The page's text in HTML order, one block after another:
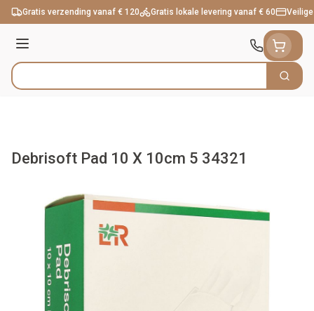
Ga naar de inhoud
Gratis verzending vanaf € 120 Gratis lokale levering vanaf € 60
Menu
Product, merk, categorie... Zoek
Debrisoft Pad 10 X 10cm 5 34321